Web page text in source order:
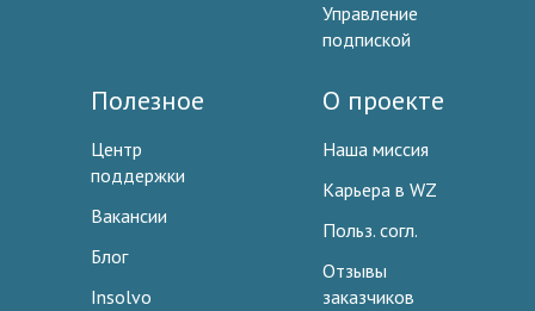
Управление
подпиской
Полезное
Центр
поддержки
Вакансии
Блог
Insolvo
О проекте
Наша миссия
Карьера в WZ
Польз. согл.
Отзывы
заказчиков